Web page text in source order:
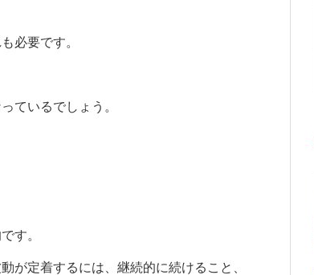
必要です。
ているでしょう。
す。
が定着するには、継続的に続けること、